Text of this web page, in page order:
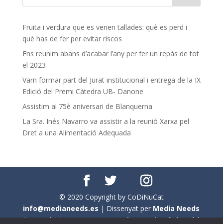
Fruita i verdura que es venen tallades: què es perd i
què has de fer per evitar riscos
Ens reunim abans d’acabar l’any per fer un repàs de tot
el 2023
Vam formar part del Jurat institucional i entrega de la IX
Edició del Premi Càtedra UB- Danone
Assistim al 75è aniversari de Blanquerna
La Sra. Inés Navarro va assistir a la reunió Xarxa pel
Dret a una Alimentació Adequada
© 2020 Copyright by CoDiNuCat
info@medianeeds.es | Dissenyat per Media Needs
| Tots els drets reservats aCoDiNuCat |Avís legal|